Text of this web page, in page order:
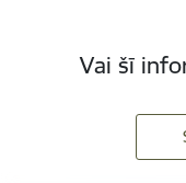
Vai šī